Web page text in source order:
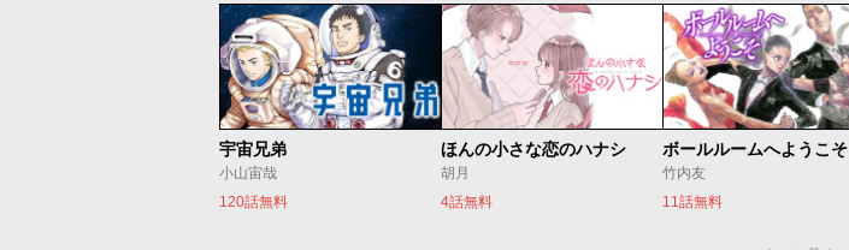
宇宙兄弟
小山宙哉
120話無料
ほんの小さな恋のハナシ
胡月
4話無料
ボールルームへようこそ
竹内友
11話無料